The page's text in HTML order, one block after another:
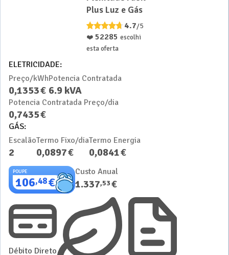
Plus Luz e Gás
ELETRICIDADE:
Preço/kWh
0,1353€
Potencia Contratada
6.9 kVA
Potencia Contratada Preço/dia
0,7435€
GÁS:
Escalão
2
Termo Fixo/dia
0,0897€
Termo Energia
0,0841€
POUPE
106,48€
Custo Anual
1.337,53€
Débito Direto
4.7/5
❤️ 52285 escolhi
esta oferta